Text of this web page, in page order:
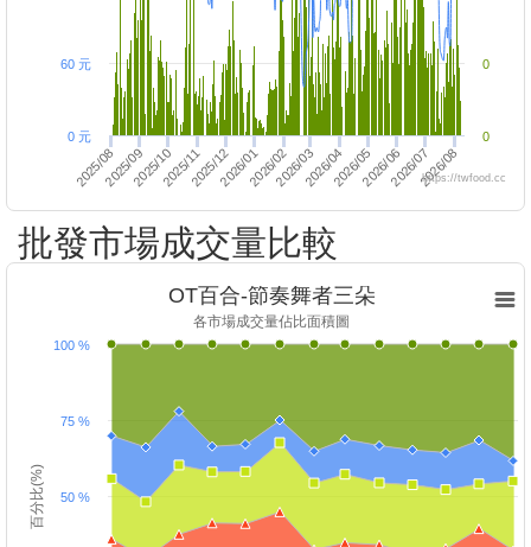
2025/082025/092025/102025/112025/122026/012026/022026/032026/042026/052026/062026/072026/08
0 元
60 元
0
0
https://twfood.cc
批發市場成交量比較
百分比(%)
OT百合-節奏舞者三朵
各市場成交量佔比面積圖
50 %
75 %
100 %